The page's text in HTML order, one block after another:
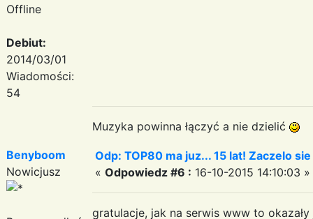
Offline
Debiut:
2014/03/01
Wiadomości:
54
Muzyka powinna łączyć a nie dzielić
Benyboom
Nowicjusz
Odp: TOP80 ma juz... 15 lat! Zaczelo
« Odpowiedz #6 : 16-10-2015 14:10:03 »
gratulacje, jak na serwis www to